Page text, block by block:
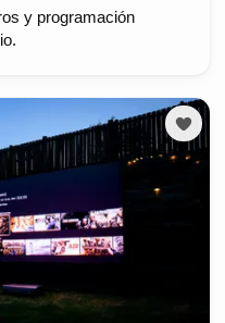
y programación